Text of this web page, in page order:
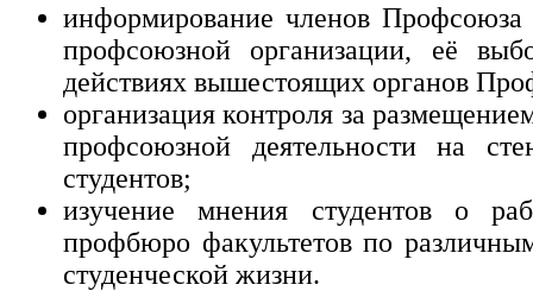
информирование членов Профсоюза
профсоюзной организации, её
действиях вышестоящих органов
организация контроля за
профсоюзной деятельности на
студентов;
изучение мнения студентов о
профбюро факультетов по
студенческой жизни.